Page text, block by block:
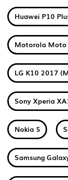
Huawei P10
Motorola Moto
LG K10 2017
Sony Xperia
Nokia 5
Samsung